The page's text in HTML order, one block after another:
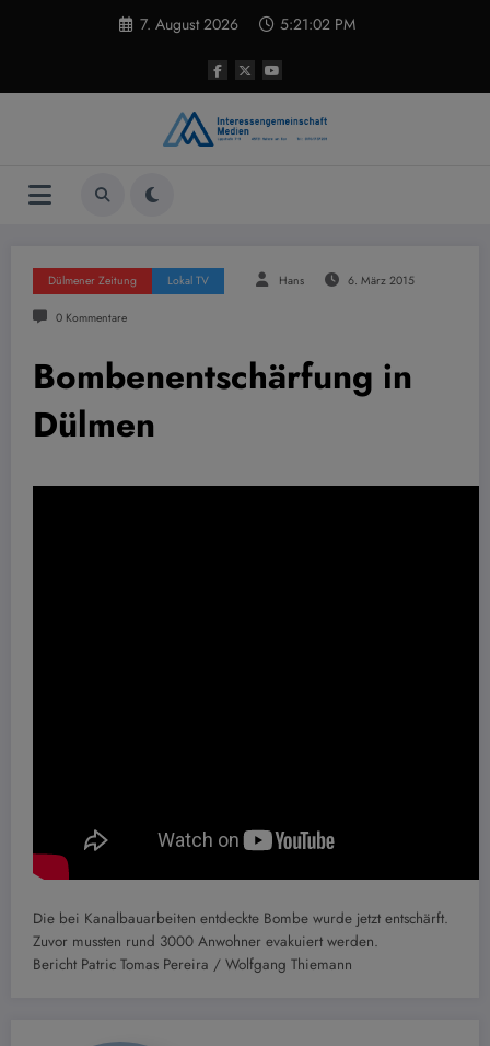
7. August 2026 5:21:03 PM
Dülmener Zeitung Lokal TV Hans 6. März 2015
0 Kommentare
Bombenentschärfung in
Dülmen
Die bei Kanalbauarbeiten entdeckte Bombe wurde jetzt entschärft.
Zuvor mussten rund 3000 Anwohner evakuiert werden.
Bericht Patric Tomas Pereira / Wolfgang Thiemann